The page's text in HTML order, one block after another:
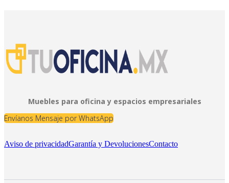
Muebles para oficina y espacios empresariales
Envíanos Mensaje por WhatsApp
Aviso de privacidadGarantía y DevolucionesContacto